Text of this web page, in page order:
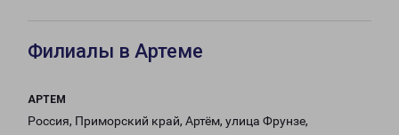
Филиалы в Артеме
АРТЕМ
Россия, Приморский край, Артём, улица Фрунзе,